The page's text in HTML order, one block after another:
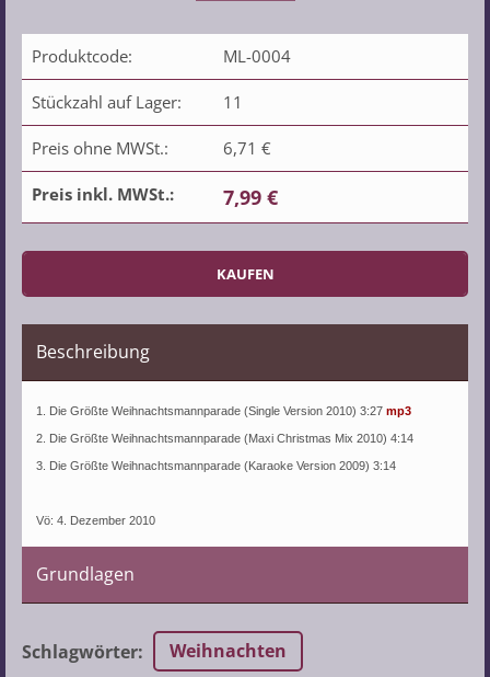
Produktcode: ML-0004
Stückzahl auf Lager: 11
Preis ohne MWSt.: 6,71 €
Preis inkl. MWSt.: 7,99 €
Beschreibung
1. Die Größte Weihnachtsmannparade (Single Version 2010) 3:27 mp3
2. Die Größte Weihnachtsmannparade (Maxi Christmas Mix 2010) 4:14
3. Die Größte Weihnachtsmannparade (Karaoke Version 2009) 3:14
Vö: 4. Dezember 2010
Grundlagen
Schlagwörter: Weihnachten